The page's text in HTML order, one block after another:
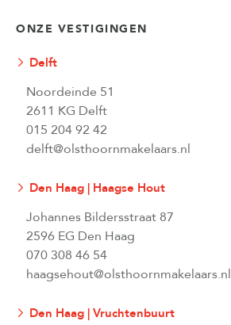
ONZE VESTIGINGEN
Delft
Noordeinde 51
2611 KG Delft
015 204 92 42
delft@olsthoornmakelaars.nl
Den Haag | Haagse Hout
Johannes Bildersstraat 87
2596 EG Den Haag
070 308 46 54
haagsehout@olsthoornmakelaars.nl
Den Haag | Vruchtenbuurt